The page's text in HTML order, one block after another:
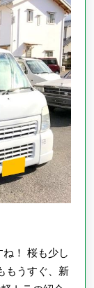
！ 桜も少し
もうすぐ、新